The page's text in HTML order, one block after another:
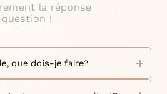
la réponse
!
que dois-je faire?